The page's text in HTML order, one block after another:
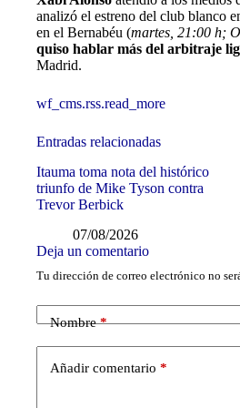
analizó el estreno del club blanco
en el Bernabéu (martes, 21:00 h;
quiso hablar más del arbitraje
Madrid.
wf_cms.rss.read_more
Entradas relacionadas
Itauma toma nota del histórico
triunfo de Mike Tyson contra
Trevor Berbick
07/08/2026
Deja un comentario
Tu dirección de correo electrónico no
Nombre*
Añadir comentario *